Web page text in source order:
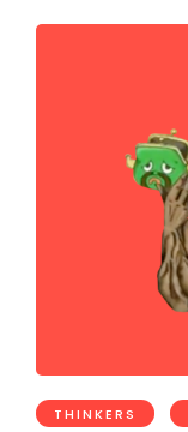
THINKERS